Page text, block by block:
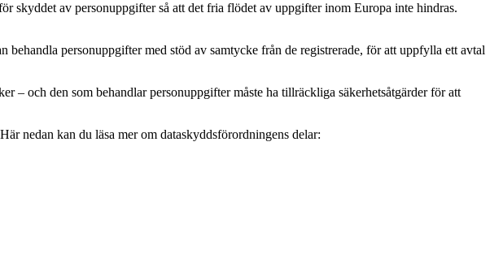
av personuppgifter så att det fria flödet av uppgifter inom Europa inte hindras.
personuppgifter med stöd av samtycke från de registrerade, för att uppfylla ett avtal
– och den som behandlar personuppgifter måste ha tillräckliga säkerhetsåtgärder för att
nedan kan du läsa mer om dataskyddsförordningens delar: